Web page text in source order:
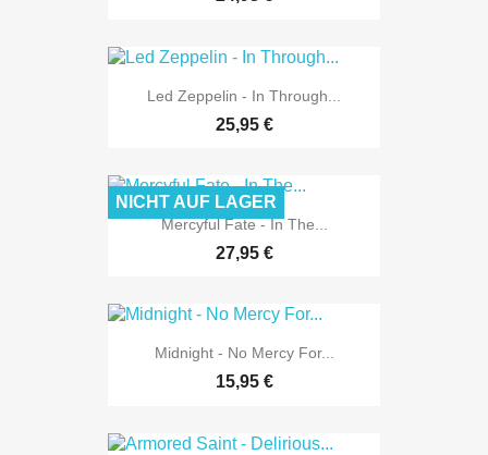
Led Zeppelin - In Through...
25,95 €
Mercyful Fate - In The...
27,95 €
NICHT AUF LAGER
Midnight - No Mercy For...
15,95 €